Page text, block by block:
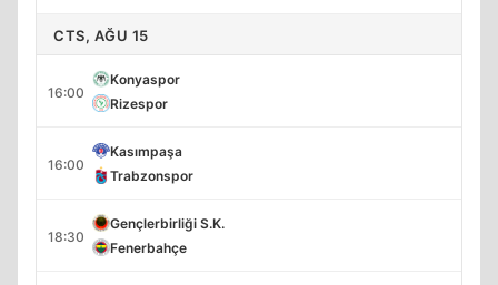
CTS, AĞU 15
16:00
Konyaspor
Rizespor
16:00
Kasımpaşa
Trabzonspor
18:30
Gençlerbirliği S.K.
Fenerbahçe